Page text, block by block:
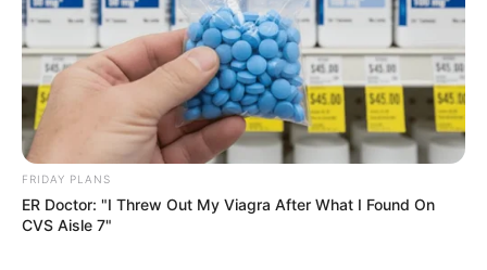
FRIDAY PLANS
ER Doctor: "I Threw Out My Viagra After What I Found On
CVS Aisle 7"